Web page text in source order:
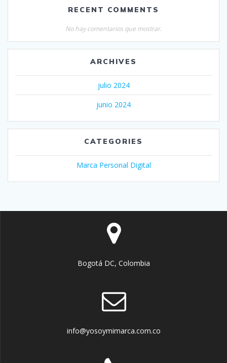
RECENT COMMENTS
No hay comentarios que mostrar.
ARCHIVES
julio 2024
junio 2024
CATEGORIES
Marca Personal Digital
Bogotá DC, Colombia
info@yosoymimarca.com.co